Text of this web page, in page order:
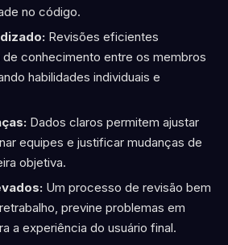
no código.
Revisões eficientes
conhecimento entre os membros
habilidades individuais e
Dados claros permitem ajustar
equipes e justificar mudanças de
objetiva.
Um processo de revisão bem
previne problemas em
a experiência do usuário final.